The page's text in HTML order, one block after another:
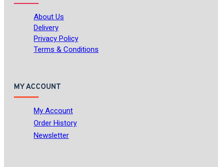
About Us
Delivery
Privacy Policy
Terms & Conditions
MY ACCOUNT
My Account
Order History
Newsletter